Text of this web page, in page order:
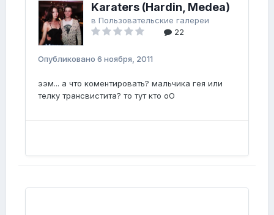
Karaters (Hardin, Medea)
в Пользовательские галереи
22
Опубликовано 6 ноября, 2011
ээм... а что коментировать? мальчика гея или
телку трансвистита? то тут кто оО